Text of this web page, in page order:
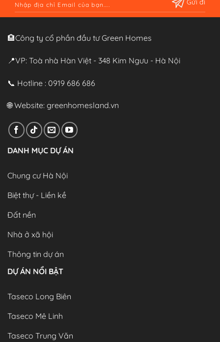
Alternative:
🏨Công ty cổ phần đầu tư Green Homes
📍VP: Toà nhà Hàn Việt - 348 Kim Ngưu - Hà Nội
📞 Hotline : 0919 686 686
🌐 Website: greenhomesland.vn
DANH MỤC DỰ ÁN
Chung cư Hà Nội
Biệt thự - Liền kề
Đất nền
Nhà ở xã hội
Thông tin dự án
DỰ ÁN NỔI BẬT
Taseco Long Biên
Taseco Mê Linh
Taseco Trung Văn